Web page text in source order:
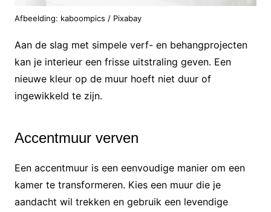
Afbeelding: kaboompics / Pixabay
Aan de slag met simpele verf- en behangprojecten
kan je interieur een frisse uitstraling geven. Een
nieuwe kleur op de muur hoeft niet duur of
ingewikkeld te zijn.
Accentmuur verven
Een accentmuur is een eenvoudige manier om een
kamer te transformeren. Kies een muur die je
aandacht wil trekken en gebruik een levendige